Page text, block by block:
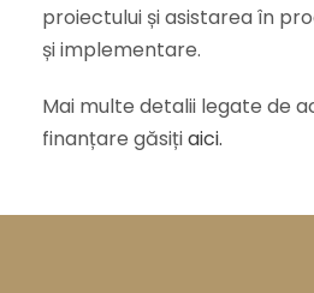
proiectului și asistarea în
și implementare.
Mai multe detalii legate de
finanțare găsițiaici.